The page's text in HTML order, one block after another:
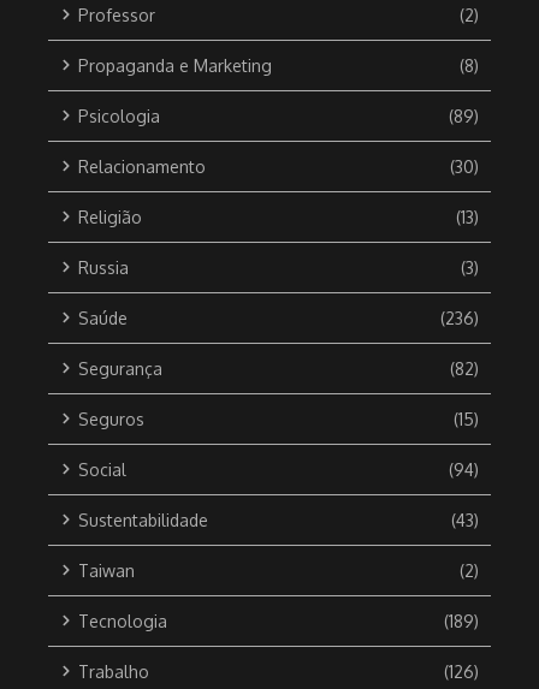
Professor (2)
Propaganda e Marketing (8)
Psicologia (89)
Relacionamento (30)
Religião (13)
Russia (3)
Saúde (236)
Segurança (82)
Seguros (15)
Social (94)
Sustentabilidade (43)
Taiwan (2)
Tecnologia (189)
Trabalho (126)